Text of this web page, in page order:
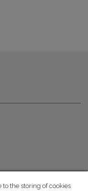
to the storing of cookies